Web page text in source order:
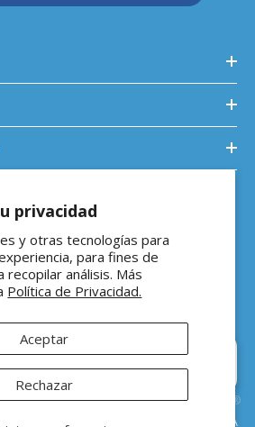
privacidad
y otras tecnologías para
para fines de
recopilar análisis. Más
Política de Privacidad.
Aceptar
Rechazar
los derechos reservados |Vitamina Online®
sugeridos están en MXN ($) e incluyen IVA
Hola 👋 ¿En qué podemos
ayudarte?